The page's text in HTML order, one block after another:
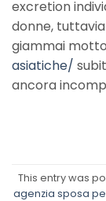
excretion
donne, tuttavia
giammai motto
asiatiche/
ancora
This entry was
agenzia sposa